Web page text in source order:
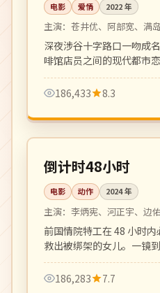
电影 爱情 2022年
主演： 苍井优、阿部宽、满
深夜涉谷十字路口一吻成
啡馆店员之间的现代都市
斓，新感觉派代表作。
186,433
8.3
韩国
4K
倒计时48小时
电影 动作 2024年
主演： 李炳宪、河正宇、边
前国情院特工在 48 小时
救出被绑架的女儿。一镜
张感拉满。
186,283
7.7